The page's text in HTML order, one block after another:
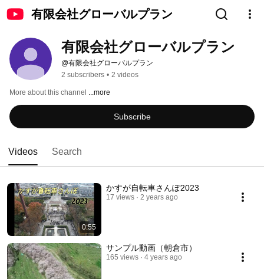
有限会社グローバルプラン
有限会社グローバルプラン
@有限会社グローバルプラン
2 subscribers • 2 videos
More about this channel ...more
Subscribe
Videos Search
0:55
かすが自転車さんぽ2023
17 views 2 years ago
サンプル動画（朝倉市）
165 views 4 years ago